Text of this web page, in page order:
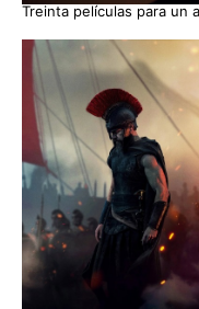
Treinta películas para un